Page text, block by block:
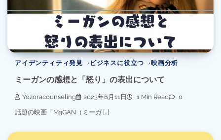
アイデンティティ発見 ビジネスに役立つ 映画分析
ミーガンの感想と「怒り」の表出について
Yozoracounseling 2023年6月11日 1 Min Read 0
話題の映画「M3GAN（ミーガ […]